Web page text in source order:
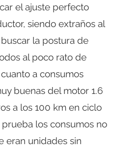
el ajuste perfecto
siendo extraños al
la postura de
al poco rato de
a consumos
buenas del motor 1.6
a los 100 km en ciclo
los consumos no
eran unidades sin